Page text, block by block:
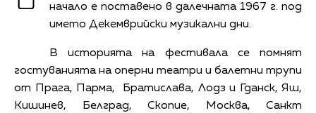
начало е поставено в далечната 1967 г. под
името Декемврийски музикални дни.
В историята на фестивала се помнят
гостуванията на оперни театри и балетни трупи
от Прага, Парма, Братислава, Лодз и Гданск, Яш,
Кишинев, Белград, Скопие, Москва, Санкт